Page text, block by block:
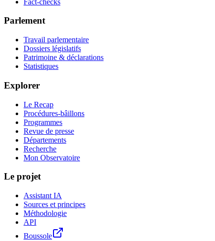
Parlement
Travail parlementaire
Dossiers législatifs
Patrimoine & déclarations
Statistiques
Explorer
Le Recap
Procédures-bâillons
Programmes
Revue de presse
Départements
Recherche
Mon Observatoire
Le projet
Assistant IA
Sources et principes
Méthodologie
API
Boussole